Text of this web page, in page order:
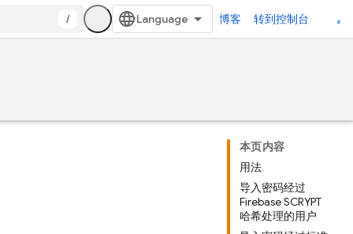
/ 博客 转到控制台
本页内容
用法
导入密码经过
Firebase SCRYPT
哈希处理的用户